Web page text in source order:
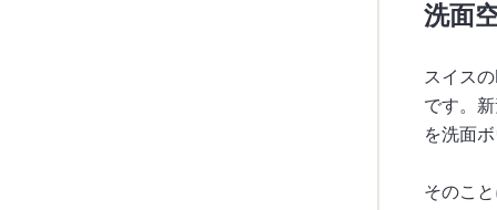
洗面
スイス
です。
を洗面
そのこ